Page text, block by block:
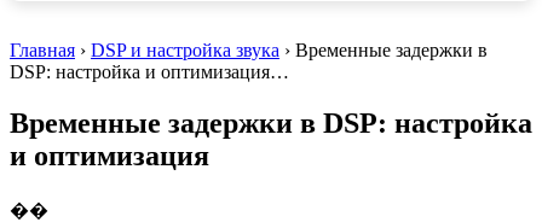
Главная › DSP и настройка звука › Временные задержки в
DSP: настройка и оптимизация…
Временные задержки в DSP: настройка
и оптимизация
��